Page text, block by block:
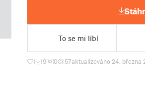
To se mi líbí
1 19 0 57aktualizováno 24. března